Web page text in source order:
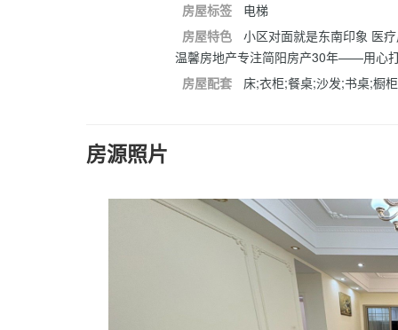
房屋标签
电梯
房屋特色
小区对面就是东南印象 医
温馨房地产专注简阳房产30年——用心
房屋配套
床;衣柜;餐桌;沙发;书桌;橱
房源照片